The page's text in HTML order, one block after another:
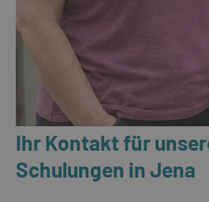
Ihr Kontakt für
Schulungen in Jena